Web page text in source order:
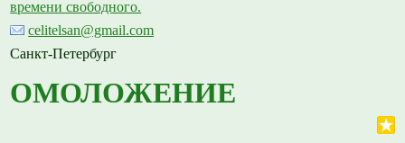
времени свободного.
celitelsan@gmail.com
Санкт-Петербург
ОМОЛОЖЕНИЕ